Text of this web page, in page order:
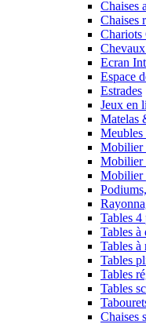
Chaises
Chaises
Chariots
Ecran
Espace
Estrades
Jeux en
Matelas
Meubles
Mobilier
Mobilier
Mobilier
Tables 4
Tables à
Tables à
Tables
Tables
Tables
Chaises